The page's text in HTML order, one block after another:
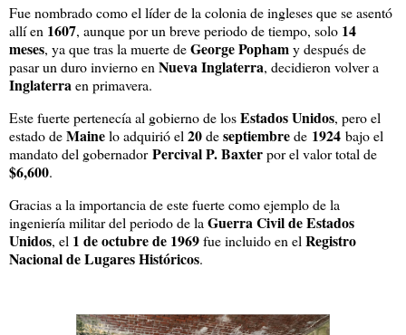
Fue nombrado como el líder de la colonia de ingleses que se asentó
allí en 1607, aunque por un breve periodo de tiempo, solo 14
meses, ya que tras la muerte deGeorge Pophamy después de
pasar un duro invierno en Nueva Inglaterra, decidieron volver a
Inglaterraen primavera.
Este fuerte pertenecía al gobierno de losEstados Unidos, pero el
estado deMainelo adquirió el 20deseptiembrede 1924 bajo el
mandato del gobernadorPercival P. Baxterpor el valor total de
$6,600.
Gracias a la importancia de este fuerte como ejemplo de la
ingeniería militar del periodo de la Guerra Civil de Estados
Unidos, el 1 de octubre de 1969fue incluido en el Registro
Nacional de Lugares Históricos.